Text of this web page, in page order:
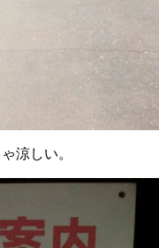
涼しい。